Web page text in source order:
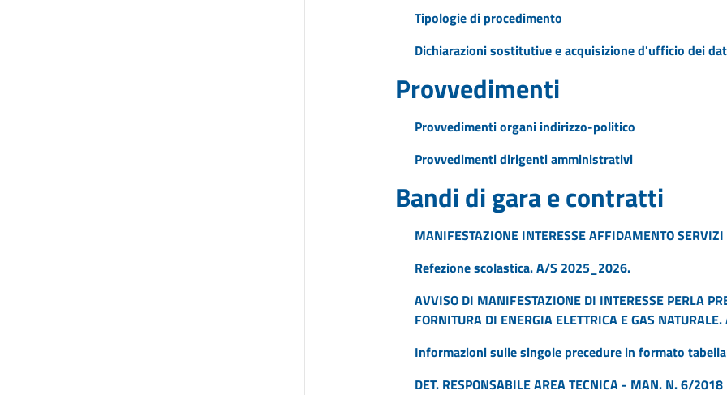
Tipologie di procedimento
Dichiarazioni sostitutive e acquisizione d'ufficio dei
Provvedimenti
Provvedimenti organi indirizzo-politico
Provvedimenti dirigenti amministrativi
Bandi di gara e contratti
MANIFESTAZIONE INTERESSE AFFIDAMENTO
Refezione scolastica. A/S 2025_2026.
AVVISO DI MANIFESTAZIONE DI INTERESSE PERLA
FORNITURA DI ENERGIA ELETTRICA E GAS
Informazioni sulle singole precedure in formato
DET. RESPONSABILE AREA TECNICA - MAN. N. 6/2018